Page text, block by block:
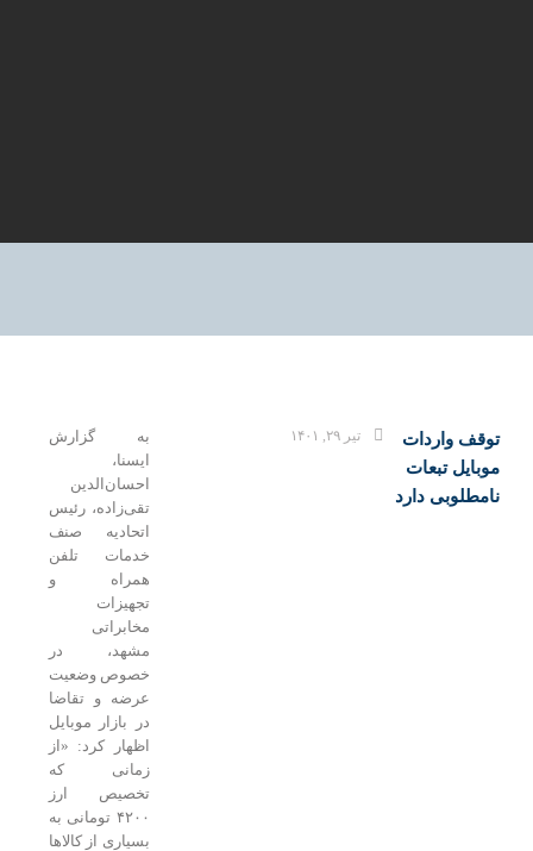
واردات
تبعات
دارد
تیر ۲۹, ۱۴۰۱
به گزارش
احسان‌الدین
تقی‌زاده، رئیس
اتحادیه صنف
خدمات تلفن
همراه و
تجهیزات
مخابراتی
مشهد، در
خصوص وضعیت
عرضه و تقاضا
در بازار موبایل
اظهار کرد: «از
زمانی که
تخصیص ارز
۴۲۰۰ تومانی به
بسیاری از کالاها